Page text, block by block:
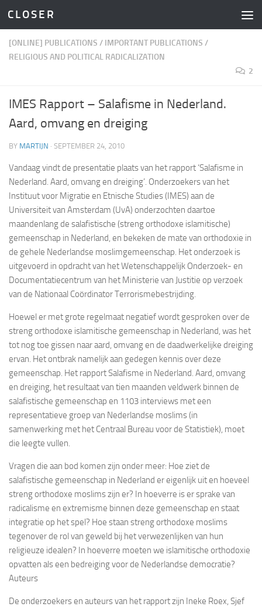
Skip to content
C L O S E R
[ONLINE] PUBLICATIONS / IMPORTANT PUBLICATIONS /
RELIGIOUS AND POLITICAL RADICALIZATION
2
IMES Rapport – Salafisme in Nederland.
Aard, omvang en dreiging
BY MARTIJN · SEPTEMBER 24, 2010
Vandaag vindt de presentatie plaats van het rapport ‘Salafisme in
Nederland. Aard, omvang en dreiging’. Onderzoekers van het
Instituut voor Migratie en Etnische Studies (IMES) aan de
Universiteit van Amsterdam (UvA) onderzochten daartoe
maandenlang de salafistische (streng orthodoxe islamitische)
gemeenschap in Nederland, en bekeken de mate van orthodoxie in
de gehele Nederlandse moslimgemeenschap. Het onderzoek is
uitgevoerd in opdracht van het Wetenschappelijk Onderzoek- en
Documentatiecentrum van het Ministerie van Justitie op verzoek
van de Nationaal Coördinator Terrorismebestrijding.
Hoewel er met grote regelmaat negatief wordt gesproken over de
streng orthodoxe islamitische gemeenschap in Nederland, was het
tot nog toe gissen naar aard, omvang en de daadwerkelijke dreiging
ervan. Het ontbrak namelijk aan gedegen kennis over deze
gemeenschap. Het rapport Salafisme in Nederland. Aard, omvang
en dreiging, het resultaat van tien maanden veldwerk binnen de
salafistische gemeenschap en 1103 interviews met een
representatieve groep van Nederlandse moslims (in
samenwerking met het Centraal Bureau voor de Statistiek), moet
die leegte vullen.
Vragen die aan bod komen zijn onder meer: Hoe ziet de
salafistische gemeenschap in Nederland er eigenlijk uit en hoeveel
streng orthodoxe moslims zijn er? In hoeverre is er sprake van
radicalisme en extremisme binnen deze gemeenschap en staat
integratie op het spel? Hoe staan streng orthodoxe moslims
tegenover de rol van geweld bij het verwezenlijken van hun
religieuze idealen? In hoeverre moeten we islamitische orthodoxie
opvatten als een bedreiging voor de Nederlandse democratie?
Auteurs
De onderzoekers en auteurs van het rapport zijn Ineke Roex, Sjef